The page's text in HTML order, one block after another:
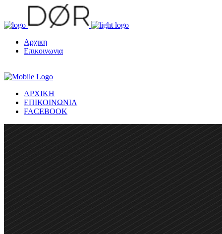
Αρχικη
Επικοινωνια
ΑΡΧΙΚΗ
ΕΠΙΚΟΙΝΩΝΙΑ
FACEBOOK